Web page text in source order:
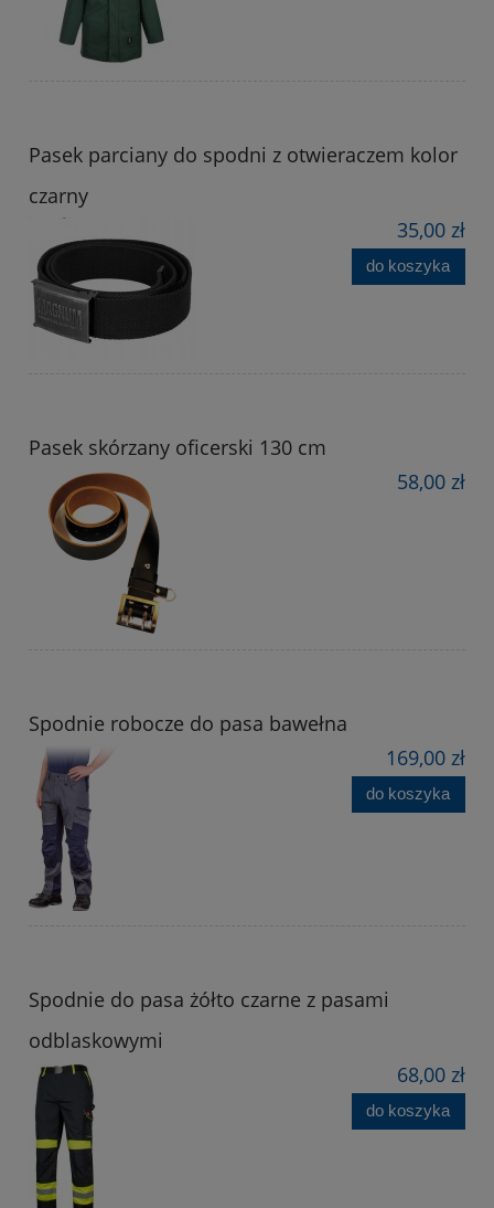
Pasek parciany do spodni z otwieraczem kolor
czarny
35,00 zł
do koszyka
Pasek skórzany oficerski 130 cm
58,00 zł
Spodnie robocze do pasa bawełna
169,00 zł
do koszyka
Spodnie do pasa żółto czarne z pasami
odblaskowymi
68,00 zł
do koszyka